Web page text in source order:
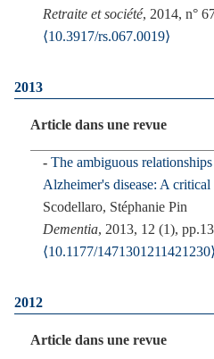
Retraite et société, 2014, n°
⟨10.3917/rs.067.0019⟩
2013
Article dans une revue
The ambiguous
Alzheimer's disease: A
Scodellaro, Stéphanie Pin
Dementia, 2013, 12 (1),
⟨10.1177/1471301211421230⟩
2012
Article dans une revue